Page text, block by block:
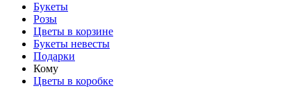
Букеты
Розы
Цветы в корзине
Букеты невесты
Подарки
Кому
Цветы в коробке